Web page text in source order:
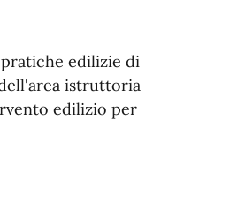
edilizie di
istruttoria
edilizio per